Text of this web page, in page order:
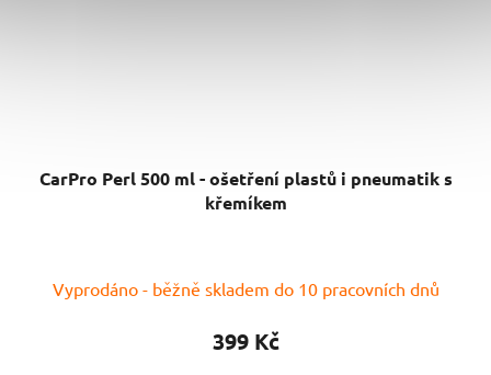
CarPro Perl 500 ml - ošetření plastů i pneumatik s
křemíkem
hodnocení
produktu
Vyprodáno - běžně skladem do 10 pracovních dnů
399 Kč